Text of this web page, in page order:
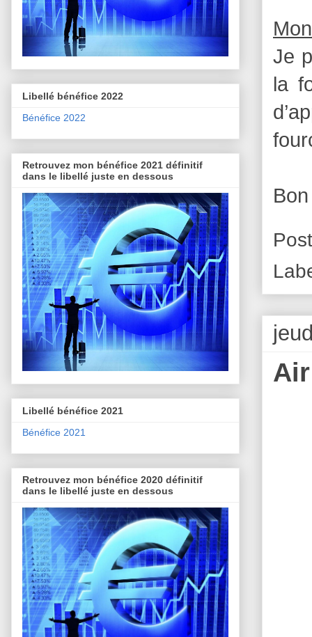
Je
la
Libellé bénéfice 2022
Bénéfice 2022
Retrouvez mon bénéfice 2021 définitif
dans le libellé juste en dessous
Libellé bénéfice 2021
Bénéfice 2021
Retrouvez mon bénéfice 2020 définitif
dans le libellé juste en dessous